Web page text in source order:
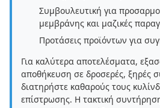
Συμβουλευτική για
μεμβράνης και μαζικές
Προτάσεις προϊόντων για
Για καλύτερα αποτελέσματα,
αποθήκευση σε δροσερές, ξηρές
διατηρήστε καθαρούς τους
επίστρωσης. Η τακτική